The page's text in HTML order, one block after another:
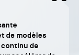
de modèles
de